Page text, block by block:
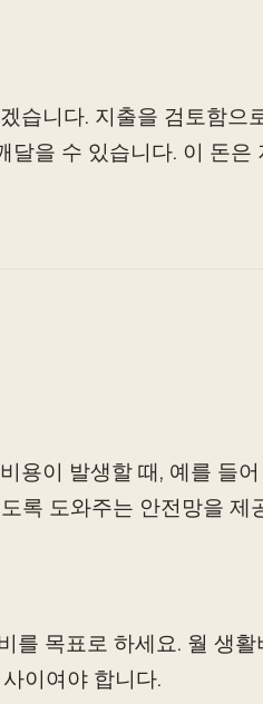
습니다. 지출을 검토함으
을 수 있습니다. 이 돈은
용이 발생할 때, 예를 들
록 도와주는 안전망을 제
를 목표로 하세요. 월 생활
이여야 합니다.